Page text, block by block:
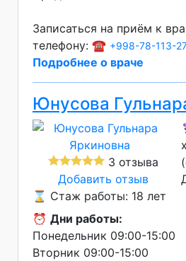
Записаться на приём к
телефону: ☎️ +998-78-113-
Подробнее о враче
Юнусова
3 отзыва
Добавить отзыв
⌛ Стаж работы: 18 лет
⏰ Дни работы:
Понедельник 09:00-15:00
Вторник 09:00-15:00